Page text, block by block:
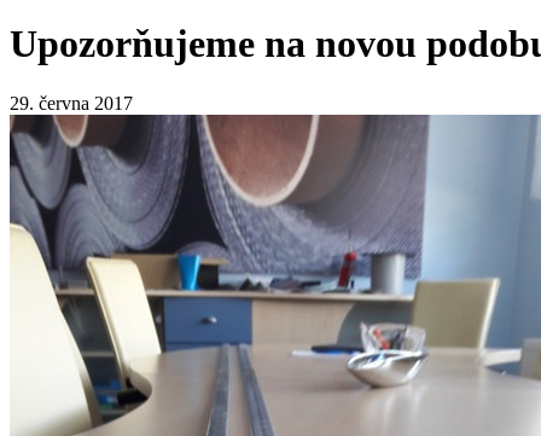
Upozorňujeme na novou
29. června 2017